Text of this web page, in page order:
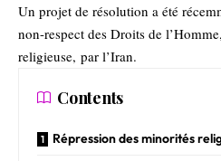
Un projet de résolution a été
non-respect des Droits de
religieuse, par l’Iran.
Contents
Répression des minorités